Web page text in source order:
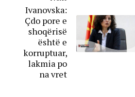
Ivanovska:
Çdo pore e
shoqërisë
është e
korruptuar,
lakmia po
na vret